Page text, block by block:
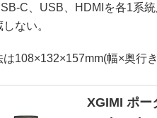
C、USB、HDMIを各1系
ない。
108×132×157mm(幅×奥行
XGIMI ポー